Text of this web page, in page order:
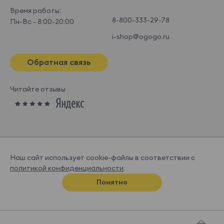
Время работы:
Пн-Вс - 8:00-20:00
8-800-333-29-78
i-shop@ogogo.ru
Обратная связь
Читайте отзывы
© OGOGOHOME, 2026
Спроектировано и нарисовано вСупрематике
Наш сайт использует cookie-файлы в соответствии с
политикой конфиденциальности.
Понятно